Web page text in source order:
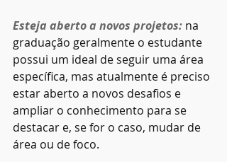
Esteja aberto a novos projetos: na
graduação geralmente o estudante
possui um ideal de seguir uma área
específica, mas atualmente é preciso
estar aberto a novos desafios e
ampliar o conhecimento para se
destacar e, se for o caso, mudar de
área ou de foco.